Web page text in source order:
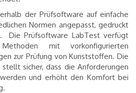
der Prüfsoftware auf einfache
Normen angepasst, gedruckt
Die Prüfsoftware LabTest verfügt
mit vorkonfigurierten
zur Prüfung von Kunststoffen. Die
sicher, dass die Anforderungen
und erhöht den Komfort bei